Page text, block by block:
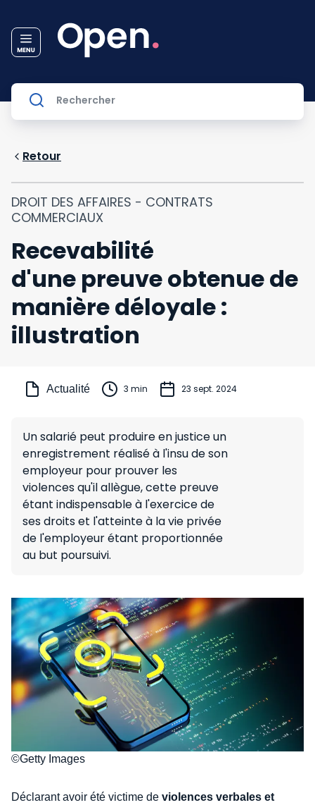
Retour
DROIT DES AFFAIRES - CONTRATS
COMMERCIAUX
Recevabilité
d'une preuve obtenue de
manière déloyale :
illustration
Actualité 3 min 23 sept. 2024
Un salarié peut produire en justice un
enregistrement réalisé à l'insu de son
employeur pour prouver les
violences qu'il allègue, cette preuve
étant indispensable à l'exercice de
ses droits et l'atteinte à la vie privée
de l'employeur étant proportionnée
au but poursuivi.
©Getty Images
Déclarant avoir été victime de violences verbales et